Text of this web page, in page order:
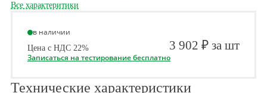
Все характеритики
в наличии
Цена с НДС 22% 3 902 ₽ за шт
Записаться на тестирование бесплатно
Технические характеристики